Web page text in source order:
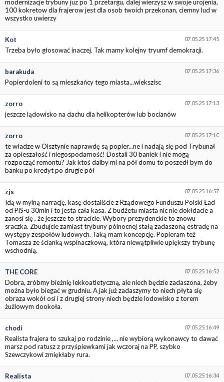
modernizacje trybuny juz po 1 przetargu, dalej wierzysz w swoje urojenia,
100 kokretow dla frajerow jest dla osob twoich przekonan, ciemny lud w
wszystko uwierzy
07.05.25 17:45
Kot
Trzeba było głosować inaczej. Tak mamy kolejny tryumf demokracji.
07.05.25 17:36
barakuda
Popierdoleni to są mieszkańcy tego miasta...wiekszisc
07.05.25 17:13
zorro
jeszcze lądowisko na dachu dla helikopterów lub bocianów
07.05.25 17:10
zorro
te władze w Olsztynie naprawdę są popier...ne i nadają się pod Trybunał
za opieszałość i niegospodarność! Dostali 30 baniek i nie mogą
rozpocząć remontu? Jak ktoś dalby mi na pół domu to poszedł bym do
banku po kredyt po drugie pół
07.05.25 16:57
zjs
Idą w mylną narrację, kasę dostaliście z Rządowego Funduszu Polski Ład
od PiS-u 30mln i to jesta cała kasa. Z budżetu miasta nic nie dokłdacie a
zanosi się , że jeszcze to stracicie. Wybory prezydenckie to znowu
sraczka. Zbudujcie zamiast trybuny pólnocnej stałą zadaszoną estradę na
występy zespołów ludowych. Taką mam koncepcję. Popieram też
Tomasza ze ścianką wspinaczkową, która niewątpliwie upiększy trybunę
wschodnią.
07.05.25 16:52
THE CORE
Dobra, zróbmy bieżnię lekkoatletyczną, ale niech będzie zadaszona, żeby
można było biegać w grudniu. A jak już zadaszymy to niech płyta się
obraza wokół osi i z drugiej strony niech będzie lodowisko z torem
żużlowym dookoła.
07.05.25 16:49
chodi
Realista frajera to szukaj po rodzinie ,… nie wybiorą wykonawcy to dawać
marsz pod ratusz z przyśpiewkami jak wczoraj na PP, szybko
Szewczykowi zmiękłaby rura.
07.05.25 16:34
Realista